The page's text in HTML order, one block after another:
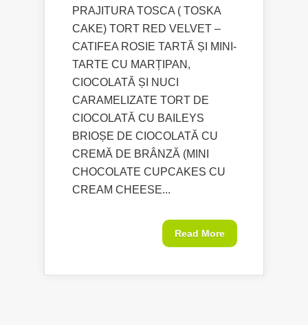
PRAJITURA TOSCA ( TOSKA
CAKE) TORT RED VELVET –
CATIFEA ROSIE TARTĂ ȘI MINI-
TARTE CU MARȚIPAN,
CIOCOLATĂ ȘI NUCI
CARAMELIZATE TORT DE
CIOCOLATĂ CU BAILEYS
BRIOȘE DE CIOCOLATĂ CU
CREMĂ DE BRÂNZĂ (MINI
CHOCOLATE CUPCAKES CU
CREAM CHEESE...
Read More